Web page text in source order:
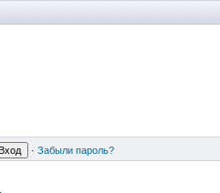
· Забыли пароль?